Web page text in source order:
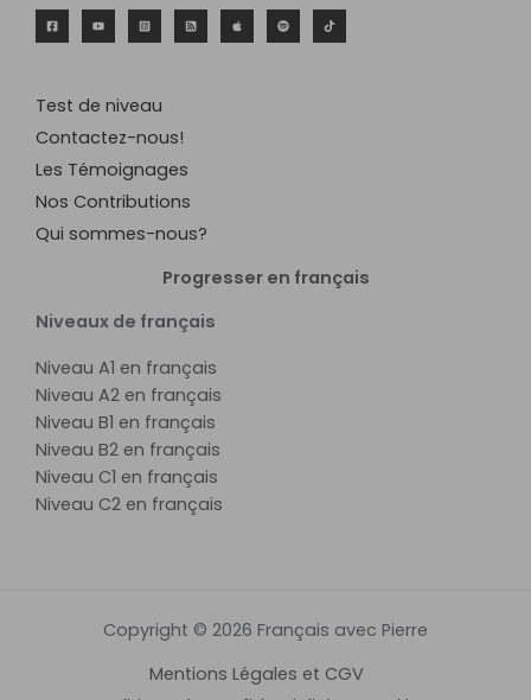
Test de niveau
Contactez-nous!
Les Témoignages
Nos Contributions
Qui sommes-nous?
Progresser en français
Niveaux de français
Niveau A1 en français
Niveau A2 en français
Niveau B1 en français
Niveau B2 en français
Niveau C1 en français
Niveau C2 en français
Copyright © 2026 Français avec Pierre
Mentions Légales et CGV